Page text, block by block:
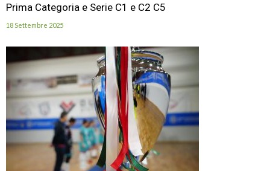
Prima Categoria e Serie C1 e C2 C5
18 Settembre 2025